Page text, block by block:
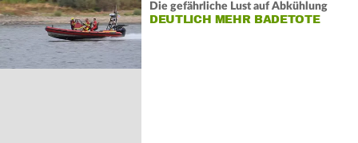
Die gefährliche Lust auf Abkühlung
DEUTLICH MEHR BADETOTE